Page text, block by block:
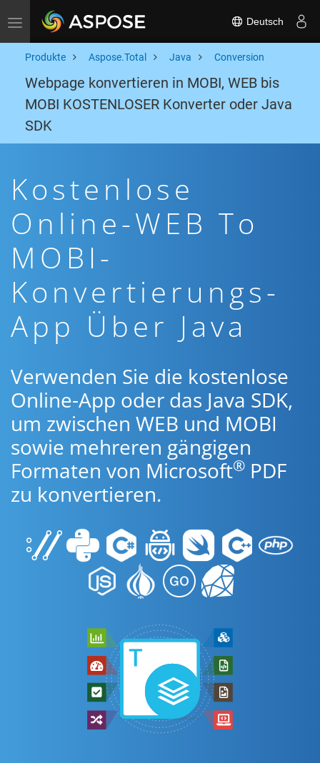
Toggle navigation Deutsch
Produkte Aspose.Total Java Conversion
Webpage konvertieren in MOBI, WEB bis
MOBI KOSTENLOSER Konverter oder Java
SDK
Kostenlose
Online-WEB To
MOBI-
Konvertierungs-
App Über Java
Verwenden Sie die kostenlose
Online-App oder das Java SDK,
um zwischen WEB und MOBI
sowie mehreren gängigen
Formaten von Microsoft® PDF
zu konvertieren.